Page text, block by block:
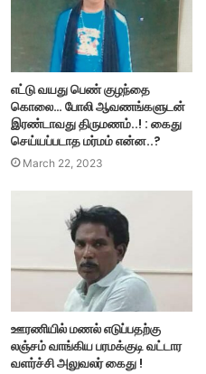
எட்டு வயது பெண் குழந்தை
கொலை… போலி ஆவணங்களுடன்
இரண்டாவது திருமணம்..! : கைது
செய்யப்படாத மர்மம் என்ன..?
March 22, 2023
ஊரணியில் மணல் எடுப்பதற்கு
லஞ்சம் வாங்கிய பரமக்குடி வட்டார
வளர்ச்சி அலுவலர் கைது !